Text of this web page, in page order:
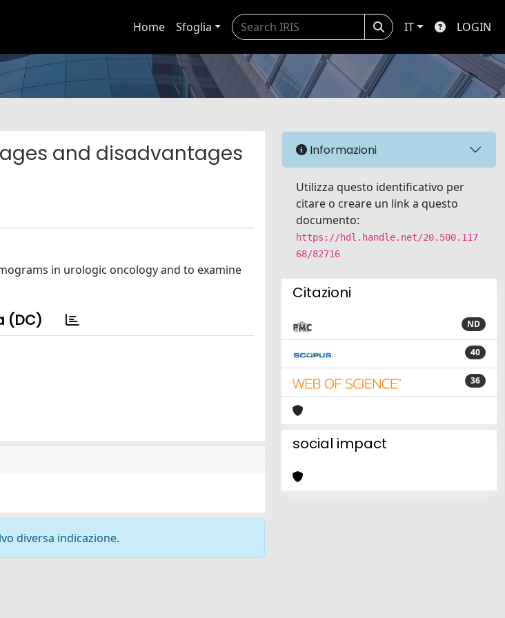
Home Sfoglia IT LOGIN
and disadvantages
in urologic oncology and to examine
(DC)
diversa indicazione.
Informazioni
Utilizza questo identificativo per
citare o creare un link a questo
documento:
https://hdl.handle.net/20.500.117
68/82716
Citazioni
ND
40
36
social impact